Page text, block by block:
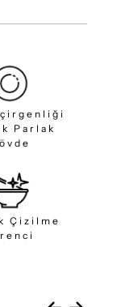
Parlak
Çizilme